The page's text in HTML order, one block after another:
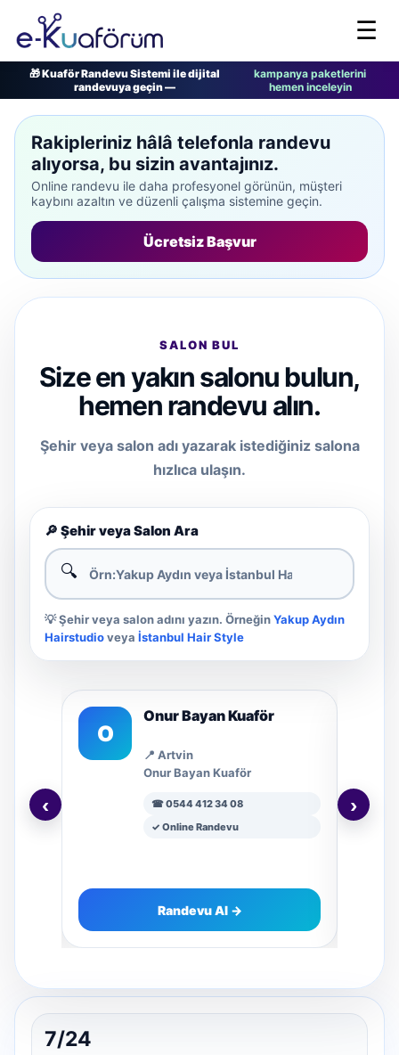
☰
🎁 Kuaför Randevu Sistemi ile dijital
randevuya geçin —
kampanya paketlerini
hemen inceleyin
Rakipleriniz hâlâ telefonla randevu
alıyorsa, bu sizin avantajınız.
Online randevu ile daha profesyonel görünün, müşteri
kaybını azaltın ve düzenli çalışma sistemine geçin.
Ücretsiz Başvur
SALON BUL
Size en yakın salonu bulun,
hemen randevu alın.
Şehir veya salon adı yazarak istediğiniz salona
hızlıca ulaşın.
🔎 Şehir veya Salon Ara
🔍
💡 Şehir veya salon adını yazın. ÖrneğinYakup Aydın
Hairstudioveya İstanbul Hair Style
‹
O
Onur Bayan Kuaför
📍 Artvin
Onur Bayan Kuaför
☎ 0544 412 34 08
✓ Online Randevu
Randevu Al →
›
7/24